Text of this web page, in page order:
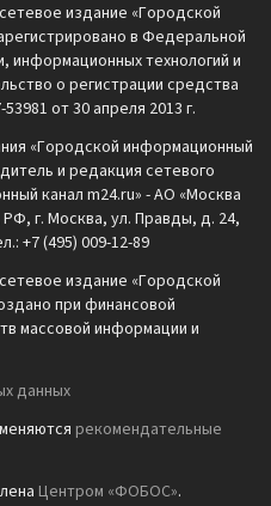
издание «Городской
в Федеральной
информационных технологий и
о регистрации средства
от 30 апреля 2013 г.
«Городской информационный
и редакция сетевого
канал m24.ru» - АО «Москва
г. Москва, ул. Правды, д. 24,
+7 (495) 009-12-89
издание «Городской
при финансовой
массовой информации и
данных
рекомендательные
Центром «ФОБОС».